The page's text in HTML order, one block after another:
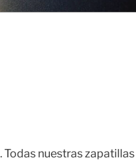
Todas nuestras